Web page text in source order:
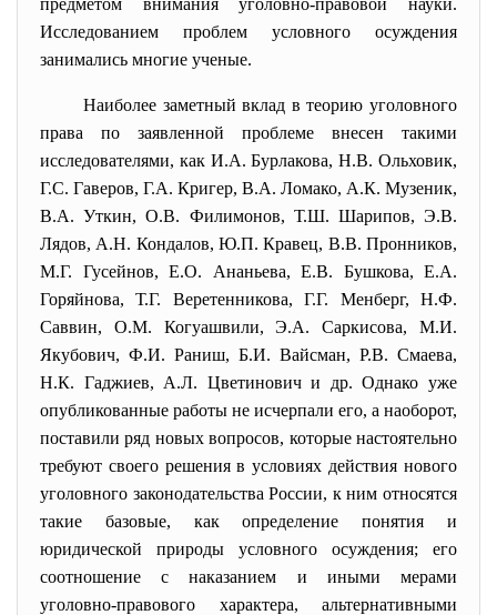
предметом внимания уголовно-правовой науки.
Исследованием проблем условного осуждения
занимались многие ученые.
Наиболее заметный вклад в теорию уголовного
права по заявленной проблеме внесен такими
исследователями, как И.А. Бурлакова, Н.В. Ольховик,
Г.С. Гаверов, Г.А. Кригер, В.А. Ломако, А.К. Музеник,
В.А. Уткин, О.В. Филимонов, Т.Ш. Шарипов, Э.В.
Лядов, А.Н. Кондалов, Ю.П. Кравец, В.В. Пронников,
М.Г. Гусейнов, Е.О. Ананьева, Е.В. Бушкова, Е.А.
Горяйнова, Т.Г. Веретенникова, Г.Г. Менберг, Н.Ф.
Саввин, О.М. Когуашвили, Э.А. Саркисова, М.И.
Якубович, Ф.И. Раниш, Б.И. Вайсман, Р.В. Смаева,
Н.К. Гаджиев, А.Л. Цветинович и др. Однако уже
опубликованные работы не исчерпали его, а наоборот,
поставили ряд новых вопросов, которые настоятельно
требуют своего решения в условиях действия нового
уголовного законодательства России, к ним относятся
такие базовые, как определение понятия и
юридической природы условного осуждения; его
соотношение с наказанием и иными мерами
уголовно-правового характера, альтернативными